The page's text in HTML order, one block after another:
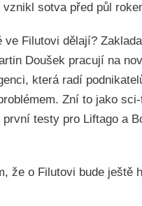
sotva před půl
ve Filutovi dělají?
Doušek pracují na
která radí
Zní to jako
testy pro Liftago a
že o Filutovi bude ještě